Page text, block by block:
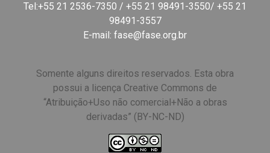
Tel:+55 21 2536-7350 / +55 21 98491-3550/ +55 21
98491-3557
E-mail: fase@fase.org.br
Somente alguns direitos reservados. Esta obra
possui a licença Creative Commons de
“Atribuição+Uso não comercial+Não a obras
derivadas” (BY-NC-ND)